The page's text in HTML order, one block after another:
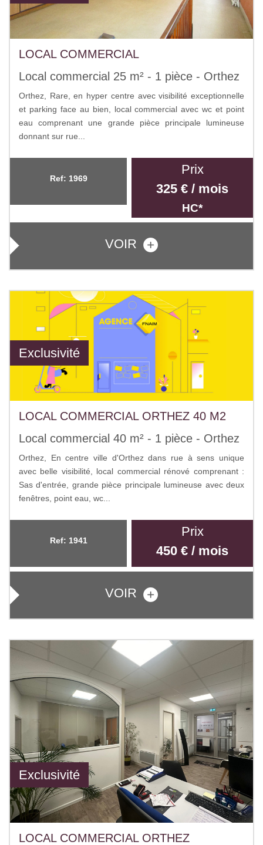
LOCAL COMMERCIAL
Local commercial 25 m² - 1 pièce - Orthez
Orthez, Rare, en hyper centre avec visibilité exceptionnelle
et parking face au bien, local commercial avec wc et point
eau comprenant une grande pièce principale lumineuse
donnant sur rue...
Ref: 1969
Prix
325 € / mois
HC*
VOIR
Exclusivité
LOCAL COMMERCIAL ORTHEZ 40 M2
Local commercial 40 m² - 1 pièce - Orthez
Orthez, En centre ville d'Orthez dans rue à sens unique
avec belle visibilité, local commercial rénové comprenant :
Sas d'entrée, grande pièce principale lumineuse avec deux
fenêtres, point eau, wc...
Ref: 1941
Prix
450 € / mois
VOIR
Exclusivité
LOCAL COMMERCIAL ORTHEZ